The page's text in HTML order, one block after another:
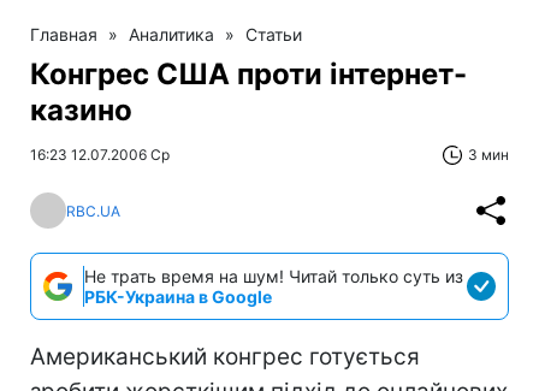
Главная » Аналитика » Статьи
Конгрес США проти інтернет-
казино
16:23 12.07.2006 Ср 3 мин
RBC.UA
Не трать время на шум! Читай только суть из
РБК-Украина в Google
Американський конгрес готується